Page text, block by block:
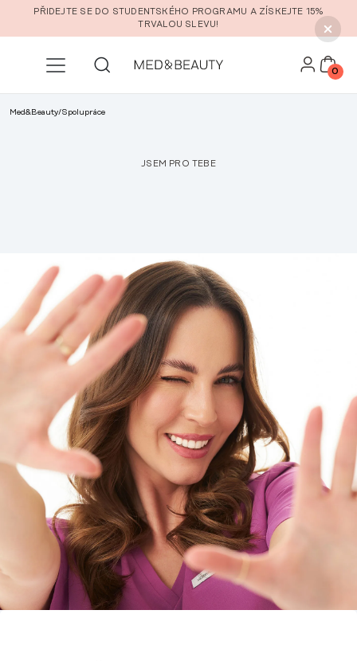
Přeskočit na hlavní obsah
PŘIDEJTE SE DO STUDENTSKÉHO PROGRAMU A ZÍSKEJTE 15%
TRVALOU SLEVU!
0
Med&Beauty/Spolupráce
JSEM PRO TEBE